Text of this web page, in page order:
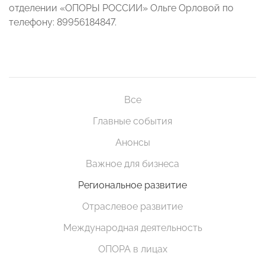
отделении «ОПОРЫ РОССИИ» Ольге Орловой по
телефону: 89956184847.
Все
Главные события
Анонсы
Важное для бизнеса
Региональное развитие
Отраслевое развитие
Международная деятельность
ОПОРА в лицах